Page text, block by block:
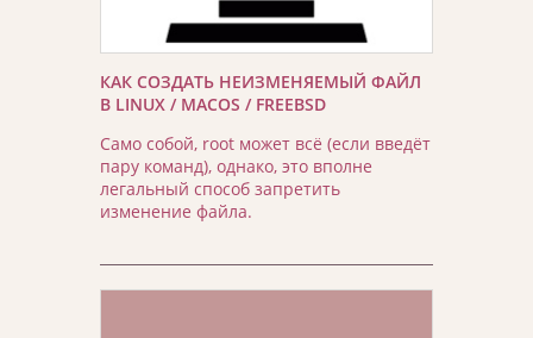
КАК СОЗДАТЬ НЕИЗМЕНЯЕМЫЙ ФАЙЛ
В LINUX / MACOS / FREEBSD
Само собой, root может всё (если введёт
пару команд), однако, это вполне
легальный способ запретить
изменение файла.